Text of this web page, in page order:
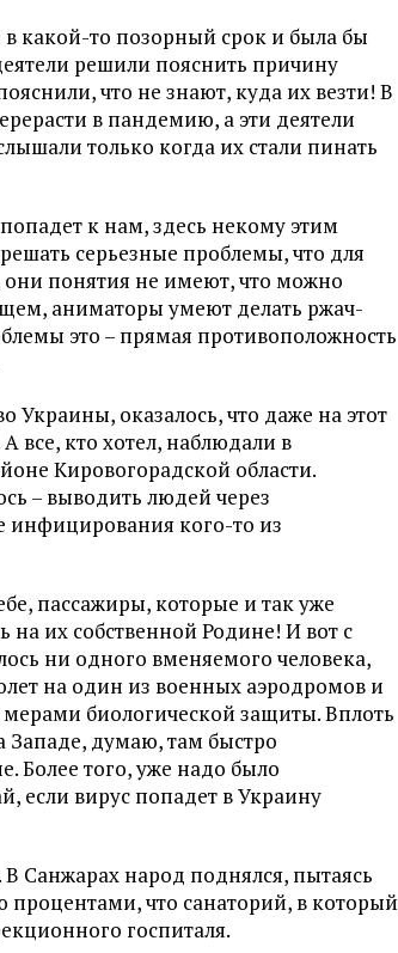
в какой-то позорный срок и была бы
решили пояснить причину
что не знают, куда их везти! В
в пандемию, а эти деятели
только когда их стали пинать
к нам, здесь некому этим
серьезные проблемы, что для
они понятия не имеют, что можно
аниматоры умеют делать ржач-
это – прямая противоположность
Украины, оказалось, что даже на этот
все, кто хотел, наблюдали в
Кировогорадской области.
– выводить людей через
инфицирования кого-то из
пассажиры, которые и так уже
на их собственной Родине! И вот с
ни одного вменяемого человека,
на один из военных аэродромов и
биологической защиты. Вплоть
Западе, думаю, там быстро
Более того, уже надо было
если вирус попадет в Украину
В Санжарах народ поднялся, пытаясь
процентами, что санаторий, в который
госпиталя.